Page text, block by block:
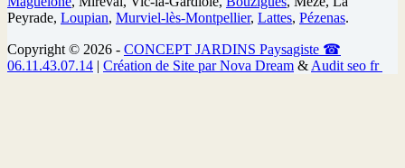
Peyrade, Loupian, Murviel-lès-Montpellier, Lattes, Pézenas.
Copyright © 2026 - CONCEPT JARDINS Paysagiste ☎
06.11.43.07.14 | Création de Site par Nova Dream & Audit seo fr